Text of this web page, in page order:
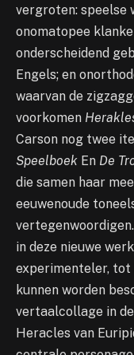
vergroten: speelse
onomatopee
onderscheidend
Engels; en
waarvan de
voorkomen
Carson nog twee
Speelboek En De
die samen haar
eeuwenoude
in deze nieuwe
experimenteler, tot
kunnen worden
vertaalcollage in
Heracles van